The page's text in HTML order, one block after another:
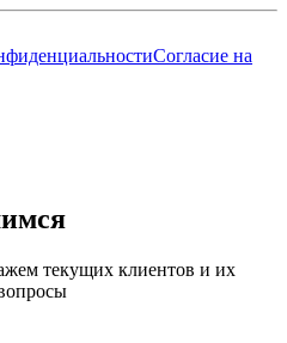
Согласие на
текущих клиентов и их